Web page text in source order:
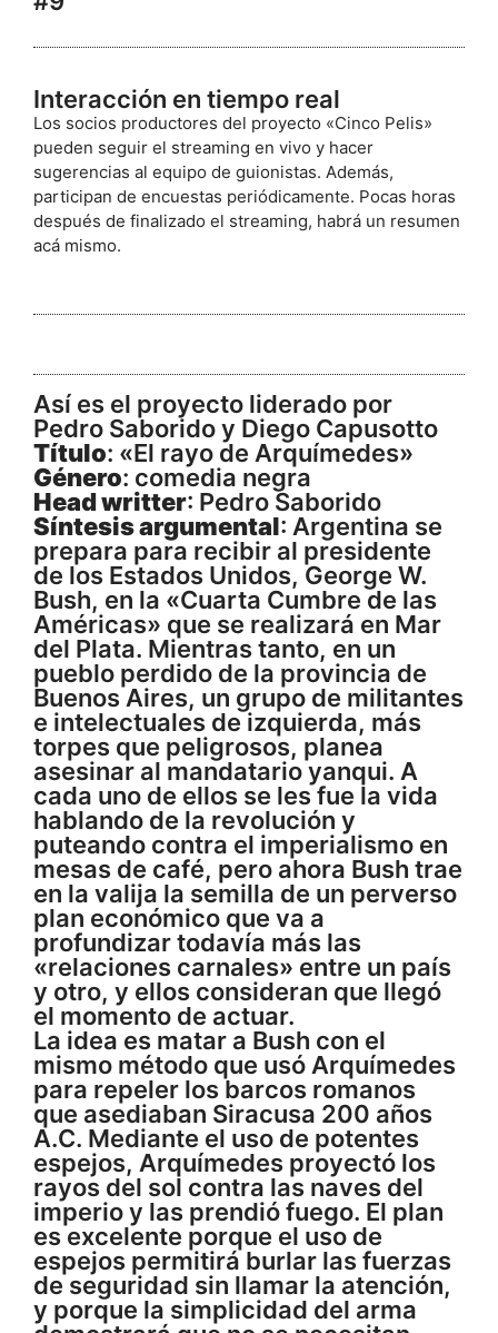
Interacción en tiempo real
Los socios productores del proyecto «Cinco Pelis»
pueden seguir el streaming en vivo y hacer
sugerencias al equipo de guionistas. Además,
participan de encuestas periódicamente. Pocas horas
después de finalizado el streaming, habrá un resumen
acá mismo.
Así es el proyecto liderado por
Pedro Saborido y Diego Capusotto
Título: «El rayo de Arquímedes»
Género: comedia negra
Head writter: Pedro Saborido
Síntesis argumental: Argentina se
prepara para recibir al presidente
de los Estados Unidos, George W.
Bush, en la «Cuarta Cumbre de las
Américas» que se realizará en Mar
del Plata. Mientras tanto, en un
pueblo perdido de la provincia de
Buenos Aires, un grupo de militantes
e intelectuales de izquierda, más
torpes que peligrosos, planea
asesinar al mandatario yanqui. A
cada uno de ellos se les fue la vida
hablando de la revolución y
puteando contra el imperialismo en
mesas de café, pero ahora Bush trae
en la valija la semilla de un perverso
plan económico que va a
profundizar todavía más las
«relaciones carnales» entre un país
y otro, y ellos consideran que llegó
el momento de actuar.
La idea es matar a Bush con el
mismo método que usó Arquímedes
para repeler los barcos romanos
que asediaban Siracusa 200 años
A.C. Mediante el uso de potentes
espejos, Arquímedes proyectó los
rayos del sol contra las naves del
imperio y las prendió fuego. El plan
es excelente porque el uso de
espejos permitirá burlar las fuerzas
de seguridad sin llamar la atención,
y porque la simplicidad del arma